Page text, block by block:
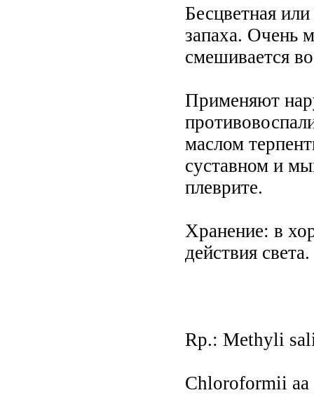
Бесцветная
запаха. Очень
смешивается
Применяют
маслом
суставном и
плеврите.
Хранение: в
действия света.
Rp.: Methyli
Chloroformii aa